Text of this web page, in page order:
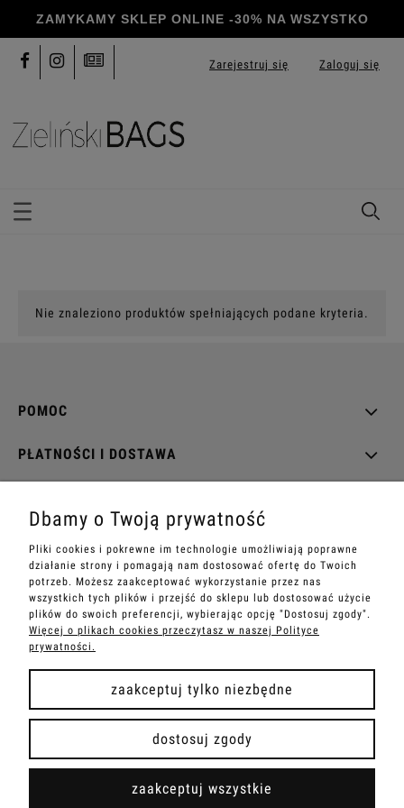
Zarejestruj się Zaloguj się
Nie znaleziono produktów spełniających podane kryteria.
POMOC
PŁATNOŚCI I DOSTAWA
zielinskibags - wszelkie prawa zastrzeżone
pokaż pełną wersję strony
Sklep internetowy Shoper Premium
Dbamy o Twoją prywatność
Pliki cookies i pokrewne im technologie umożliwiają poprawne
działanie strony i pomagają nam dostosować ofertę do Twoich
potrzeb. Możesz zaakceptować wykorzystanie przez nas
wszystkich tych plików i przejść do sklepu lub dostosować użycie
plików do swoich preferencji, wybierając opcję "Dostosuj zgody".
Więcej o plikach cookies przeczytasz w naszej Polityce
prywatności.
zaakceptuj tylko niezbędne
dostosuj zgody
zaakceptuj wszystkie